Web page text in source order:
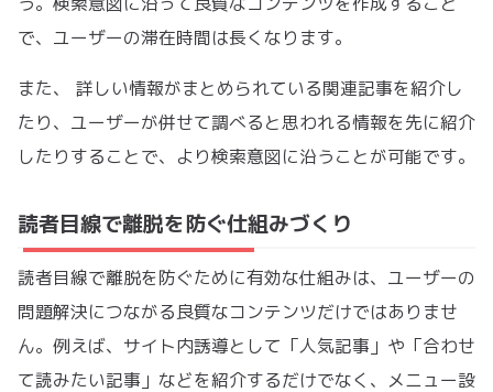
で、ユーザーの滞在時間は長くなります。
また、 詳しい情報がまとめられている関連記事を紹介し
たり、ユーザーが併せて調べると思われる情報を先に紹介
したりすることで、より検索意図に沿うことが可能です。
読者目線で離脱を防ぐ仕組みづくり
読者目線で離脱を防ぐために有効な仕組みは、ユーザーの
問題解決につながる良質なコンテンツだけではありませ
ん。例えば、サイト内誘導として「人気記事」や「合わせ
て読みたい記事」などを紹介するだけでなく、メニュー設